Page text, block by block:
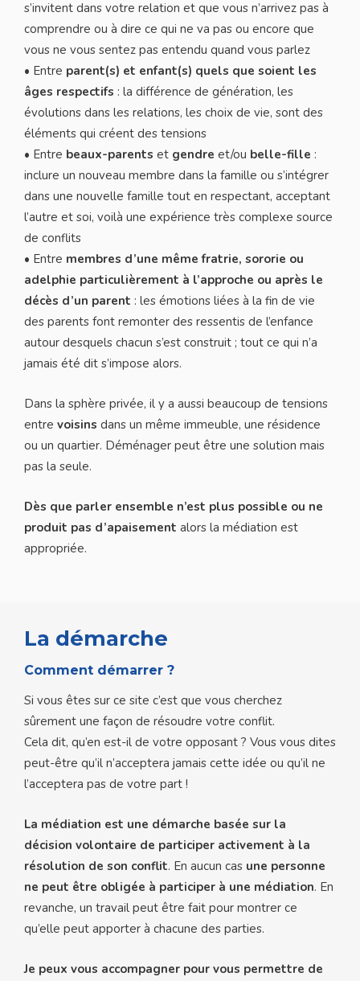
s’invitent dans votre relation et que vous n’arrivez pas à
comprendre ou à dire ce qui ne va pas ou encore que
vous ne vous sentez pas entendu quand vous parlez
• Entre parent(s) et enfant(s) quels que soient les
âges respectifs : la différence de génération, les
évolutions dans les relations, les choix de vie, sont des
éléments qui créent des tensions
• Entre beaux-parents et gendre et/ou belle-fille :
inclure un nouveau membre dans la famille ou s’intégrer
dans une nouvelle famille tout en respectant, acceptant
l’autre et soi, voilà une expérience très complexe source
de conflits
• Entre membres d’une même fratrie, sororie ou
adelphie particulièrement à l’approche ou après le
décès d’un parent : les émotions liées à la fin de vie
des parents font remonter des ressentis de l’enfance
autour desquels chacun s’est construit ; tout ce qui n’a
jamais été dit s’impose alors.
Dans la sphère privée, il y a aussi beaucoup de tensions
entre voisins dans un même immeuble, une résidence
ou un quartier. Déménager peut être une solution mais
pas la seule.
Dès que parler ensemble n’est plus possible ou ne
produit pas d’apaisement alors la médiation est
appropriée.
La démarche
Comment démarrer ?
Si vous êtes sur ce site c’est que vous cherchez
sûrement une façon de résoudre votre conflit.
Cela dit, qu’en est-il de votre opposant ? Vous vous dites
peut-être qu’il n’acceptera jamais cette idée ou qu’il ne
l’acceptera pas de votre part !
La médiation est une démarche basée sur la
décision volontaire de participer activement à la
résolution de son conflit. En aucun cas une personne
ne peut être obligée à participer à une médiation. En
revanche, un travail peut être fait pour montrer ce
qu’elle peut apporter à chacune des parties.
Je peux vous accompagner pour vous permettre de